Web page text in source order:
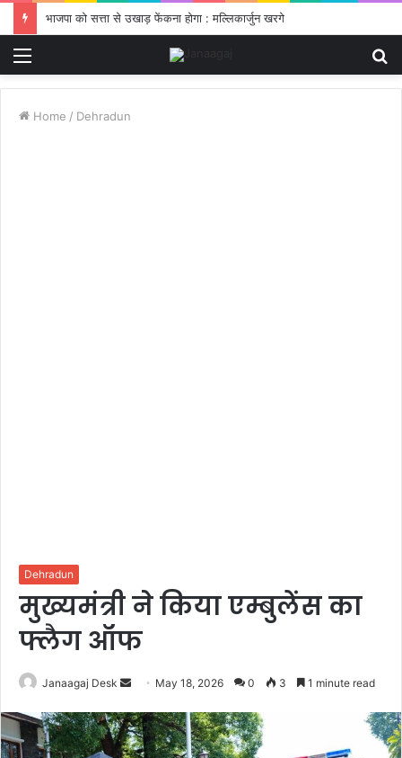
भाजपा को सत्ता से उखाड़ फेंकना होगा : मल्लिकार्जुन खरगे
Home / Dehradun
Dehradun
मुख्यमंत्री ने किया एम्बुलेंस का
फ्लैग ऑफ
Janaagaj Desk
n
d
May 18, 2026 0 3 1 minute read